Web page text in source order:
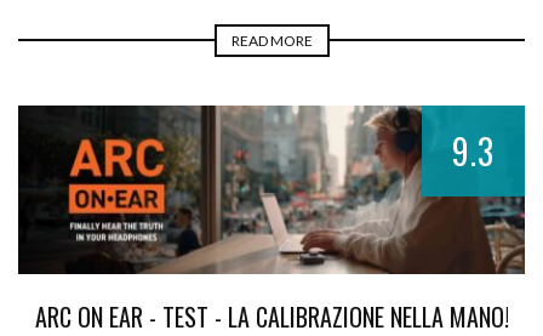
READ MORE
9.3
ARC ON EAR - TEST - LA CALIBRAZIONE NELLA MANO!